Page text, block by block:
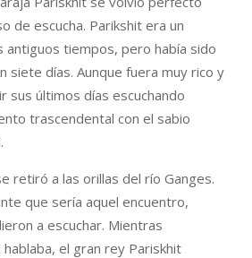
de escucha. Parikshit era un
tiempos, pero había sido
siete días. Aunque fuera muy rico y
sus últimos días escuchando
trascendental con el sabio
retiró a las orillas del río Ganges.
que sería aquel encuentro,
a escuchar. Mientras
hablaba, el gran rey Pariskhit